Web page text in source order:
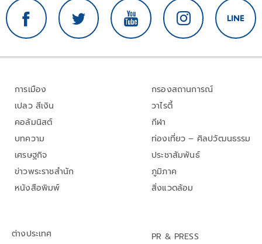
การเมือง
เปลว สีเงิน
คอลัมนิสต์
บทความ
เศรษฐกิจ
ข่าวพระราชสำนัก
หนังสือพิมพ์
กรองสถานการณ์
วาไรตี้
กีฬา
ท่องเที่ยว – ศิลปวัฒนธรรม
ประชาสัมพันธ์
ภูมิภาค
สิ่งแวดล้อม
ต่างประเทศ
PR & PRESS